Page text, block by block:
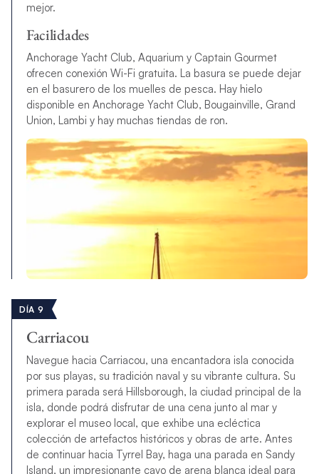
mejor.
Facilidades
Anchorage Yacht Club, Aquarium y Captain Gourmet
ofrecen conexión Wi-Fi gratuita. La basura se puede dejar
en el basurero de los muelles de pesca. Hay hielo
disponible en Anchorage Yacht Club, Bougainville, Grand
Union, Lambi y hay muchas tiendas de ron.
DÍA 9
Carriacou
Navegue hacia Carriacou, una encantadora isla conocida
por sus playas, su tradición naval y su vibrante cultura. Su
primera parada será Hillsborough, la ciudad principal de la
isla, donde podrá disfrutar de una cena junto al mar y
explorar el museo local, que exhibe una ecléctica
colección de artefactos históricos y obras de arte. Antes
de continuar hacia Tyrrel Bay, haga una parada en Sandy
Island, un impresionante cayo de arena blanca ideal para